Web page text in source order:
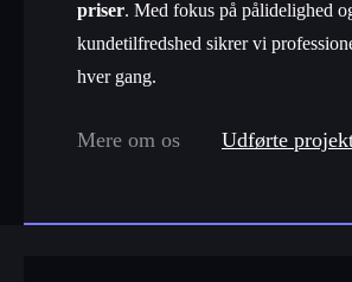
priser. Med fokus på pålidelighed
kundetilfredshed sikrer vi
hver gang.
Mere om os Udførte